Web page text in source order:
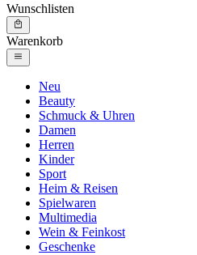
Wunschlisten
Warenkorb
Neu
Beauty
Schmuck & Uhren
Damen
Herren
Kinder
Sport
Heim & Reisen
Spielwaren
Multimedia
Wein & Feinkost
Geschenke